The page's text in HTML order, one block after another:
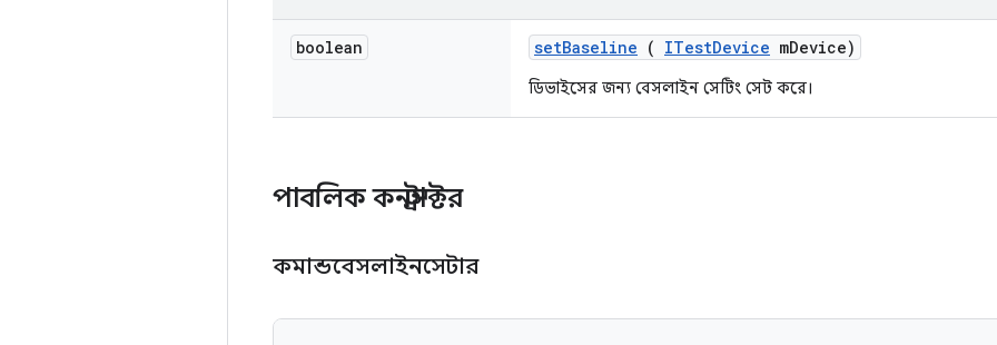
boolean setBaseline ( ITestDevice mDevice)
ডিভাইসের জন্য বেসলাইন সেটিং সেট করে।
পাবলিক কনস্ট্রাক্টর
কমান্ডবেসলাইনসেটার